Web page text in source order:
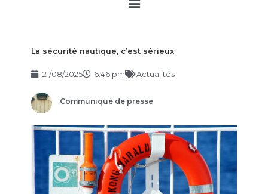
La sécurité nautique, c’est sérieux
21/08/2025 6:46 pm Actualités
Communiqué de presse